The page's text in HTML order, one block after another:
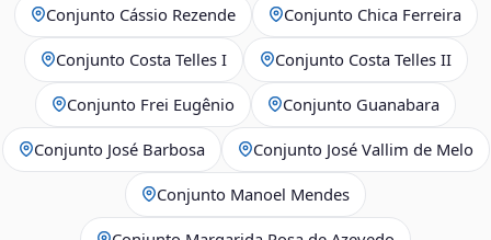
Conjunto Cássio Rezende Conjunto Chica Ferreira
Conjunto Costa Telles I Conjunto Costa Telles II
Conjunto Frei Eugênio Conjunto Guanabara
Conjunto José Barbosa Conjunto José Vallim de Melo
Conjunto Manoel Mendes